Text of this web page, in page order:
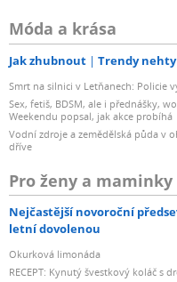
Móda a krása
Jak zhubnout Trendy nehty
Smrt na silnici v Letňanech: Policie
Sex, fetiš, BDSM, ale i přednášky,
Weekendu popsal, jak akce probíhá
Vodní zdroje a zemědělská půda v
dříve
Pro ženy a maminky
Nejčastější novoroční
letní dovolenou
Okurková limonáda
RECEPT: Kynutý švestkový koláč s